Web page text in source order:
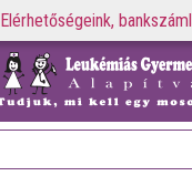
Elérhetőségeink,